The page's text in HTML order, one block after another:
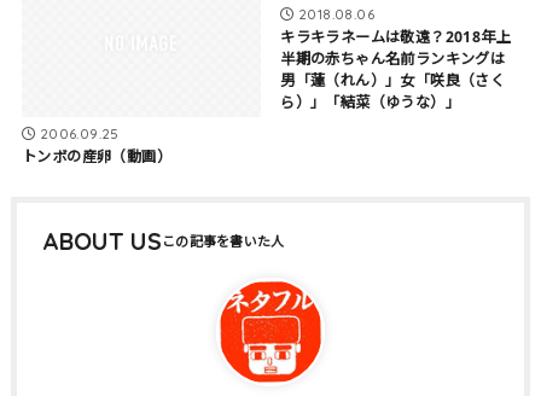
2006.09.25
トンボの産卵（動画）
2018.08.06
キラキラネームは敬遠？2018年上
半期の赤ちゃん名前ランキングは
男「蓮（れん）」女「咲良（さく
ら）」「結菜（ゆうな）」
ABOUT US